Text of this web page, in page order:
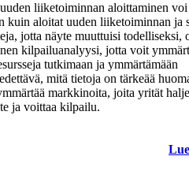
liiketoiminnan aloittaminen
kuin aloitat uuden liiketoiminnan ja
jotta näyte muuttuisi todelliseksi,
kilpailuanalyysi, jotta voit
tutkimaan ja ymmärtämään
mitä tietoja on tärkeää
markkinoita, joita yrität
ja voittaa kilpailu.